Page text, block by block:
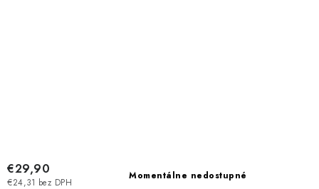
Momentálne nedostupné
€24,31 bez DPH
€29,90